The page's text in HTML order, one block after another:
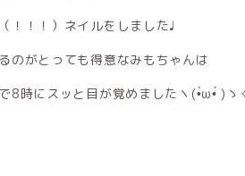
！！！）ネイルをしました♩
のがとっても得意なみもちゃんは
8時にスッと目が覚めましたヽ(•̀ω•́ )